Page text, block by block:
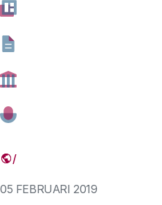
De ontwikkeling van de
in de financiering van
kennissamenleving. De
deze keuzes te meten,
verschillende vormen
05 FEBRUARI 2019